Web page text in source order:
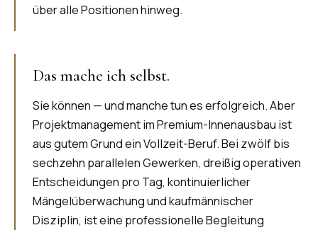
über alle Positionen hinweg.
Das mache ich selbst.
Sie können — und manche tun es erfolgreich. Aber
Projektmanagement im Premium-Innenausbau ist
aus gutem Grund ein Vollzeit-Beruf. Bei zwölf bis
sechzehn parallelen Gewerken, dreißig operativen
Entscheidungen pro Tag, kontinuierlicher
Mängelüberwachung und kaufmännischer
Disziplin, ist eine professionelle Begleitung